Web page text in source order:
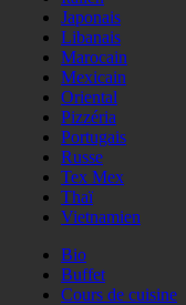
Japonais
Libanais
Marocain
Mexicain
Oriental
Pizzéria
Portugais
Russe
Tex Mex
Thaï
Vietnamien
Bio
Buffet
Cours de cuisine